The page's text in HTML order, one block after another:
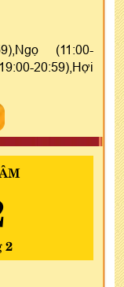
(11:00-
20:59),Hợi
2